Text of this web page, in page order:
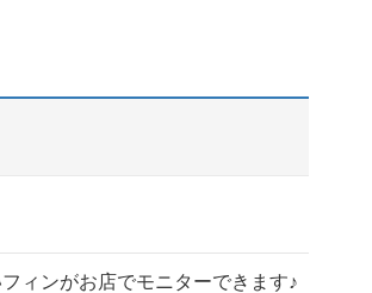
ィンがお店でモニターできます♪